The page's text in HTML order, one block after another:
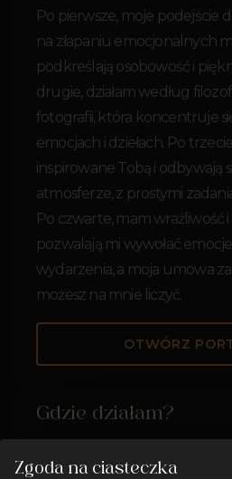
Po pierwsze, moje podejście
na złapaniu emocjonalnych
podkreślają osobowość i
drugie, działam według
fotografii, która koncentruje
emocjach i dziełach. Po
inspirowane Tobą i odbywają
atmosferze, z prostymi
Po czwarte, mam wrażliwość
pozwalają mi wywołać
wydarzenia, a moja umowa
możesz na mnie liczyć.
OTWÓRZ
Gdzie działam?
Zgoda na ciasteczka